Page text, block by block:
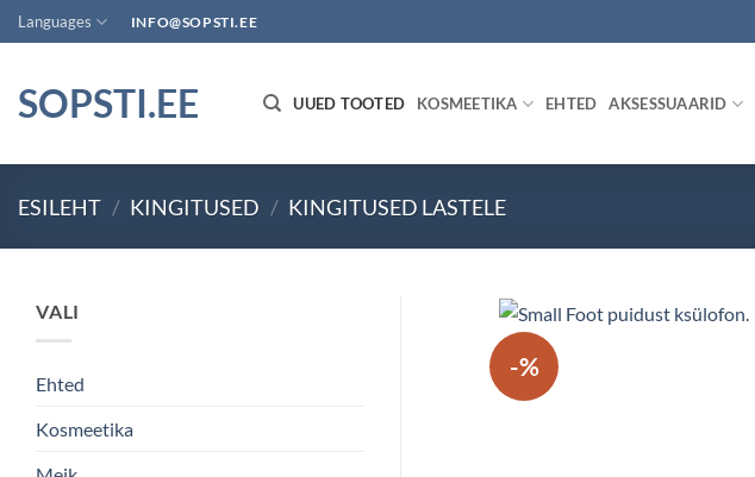
Skip
to
Languages INFO@SOPSTI.EE
SOPSTI.EE UUED TOOTED KOSMEETIKA EHTED AKSESSUAARID
ESILEHT / KINGITUSED / KINGITUSED LASTELE
VALI
Ehted
Kosmeetika
-%